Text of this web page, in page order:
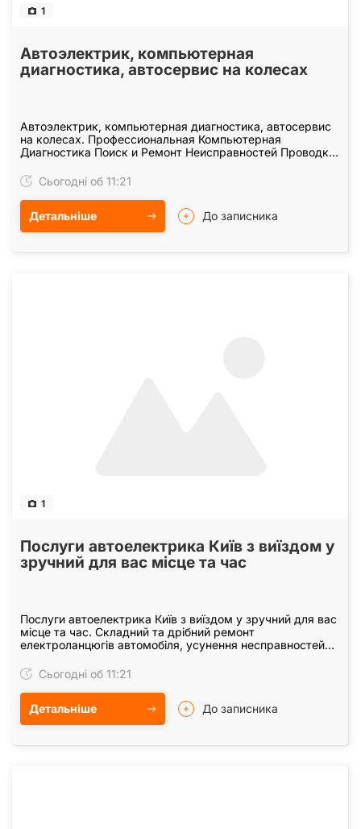
1
Автоэлектрик, компьютерная
диагностика, автосервис на колесах
Автоэлектрик, компьютерная диагностика, автосервис
на колесах. Профессиональная Компьютерная
Диагностика Поиск и Ремонт Неисправностей Проводки
Сьогодні об 11:21
Детальніше До записника
1
Послуги автоелектрика Київ з виїздом у
зручний для вас місце та час
Послуги автоелектрика Київ з виїздом у зручний для вас
місце та час. Складний та дрібний ремонт
електроланцюгів автомобіля, усунення несправностей
Сьогодні об 11:21
Детальніше До записника